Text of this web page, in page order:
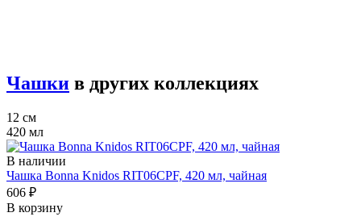
Чашки в других коллекциях
12 см
420 мл
В наличии
Чашка Bonna Knidos RIT06CPF, 420 мл, чайная
606 ₽
В корзину